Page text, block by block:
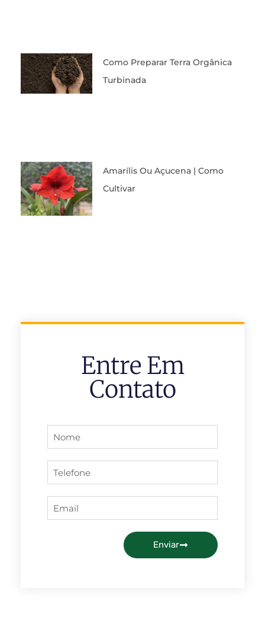
Como Preparar Terra Orgânica
Turbinada
Amarílis Ou Açucena | Como
Cultivar
Entre Em
Contato
Enviar